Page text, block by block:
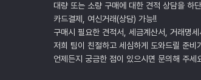
대량 또는 소량 구매에 대한 견적 상담을 하
카드결제, 여신거래(상담) 가능!!
구매시 필요한 견적서, 세금계산서, 거래명
저희 팀이 친절하고 세심하게 도와드릴 준비
언제든지 궁금한 점이 있으시면 문의해 주세